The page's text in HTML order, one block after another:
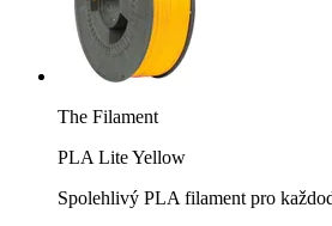
The Filament
PLA Lite Yellow
Spolehlivý PLA filament pro